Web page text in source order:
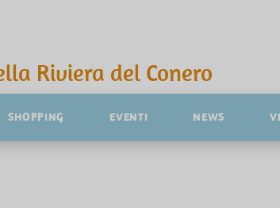
Riviera del Conero
SHOPPING EVENTI NEWS